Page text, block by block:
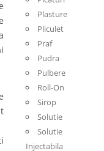
Plasture
Pliculet
Praf
Pudra
Pulbere
Roll-On
Sirop
Solutie
Solutie
Injectabila